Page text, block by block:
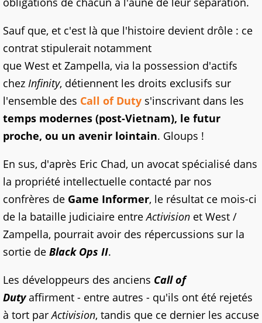
Sauf que, et c'est là que l'histoire devient drôle : ce
contrat stipulerait notamment
que West et Zampella, via la possession d'actifs
chez Infinity, détiennent les droits exclusifs sur
l'ensemble des Call of Duty s'inscrivant dans les
temps modernes (post-Vietnam), le futur
proche, ou un avenir lointain. Gloups !
En sus, d'après Eric Chad, un avocat spécialisé dans
la propriété intellectuelle contacté par nos
confrères de Game Informer, le résultat ce mois-ci
de la bataille judiciaire entreActivision et West /
Zampella, pourrait avoir des répercussions sur la
sortie de Black Ops II.
Les développeurs des anciens Call of
Dutyaffirment - entre autres - qu'ils ont été rejetés
à tort parActivision, tandis que ce dernier les accuse